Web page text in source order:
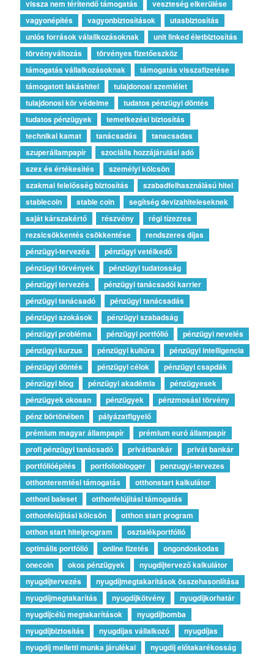
vissza nem térítendő támogatás
veszteség elkerülése
vagyonépítés
vagyonbiztosítások
utasbiztosítás
uniós források válallkozásoknak
unit linked életbiztosítás
törvényváltozás
törvényes fizetőeszköz
támogatás vállalkozásoknak
támogatás visszafizetése
támogatott lakáshitel
tulajdonosi szemlélet
tulajdonosi kör védelme
tudatos pénzügyi döntés
tudatos pénzügyek
temetkezési biztosítás
technikai kamat
tanácsadás
tanacsadas
szuperállampapír
szociális hozzájárulási adó
szex és értékesítés
személyi kölcsön
szakmai felelősség biztosítás
szabadfelhasználású hitel
stablecoin
stable coin
segítség devizahiteleseknek
saját kárszakértő
részvény
régi tízezres
rezsicsökkentés csökkentése
rendszeres díjas
pénzügyi-tervezés
pénzügyi vetélkedő
pénzügyi törvények
pénzügyi tudatosság
pénzügyi tervezés
pénzügyi tanácsadói karrier
pénzügyi tanácsadó
pénzügyi tanácsadás
pénzügyi szokások
pénzügyi szabadság
pénzügyi probléma
pénzügyi portfólió
pénzügyi nevelés
pénzügyi kurzus
pénzügyi kultúra
pénzügyi intelligencia
pénzügyi döntés
pénzügyi célok
pénzügyi csapdák
pénzügyi blog
pénzügyi akadémia
pénzügyesek
pénzügyek okosan
pénzügyek
pénzmosási törvény
pénz börtönében
pályázatfigyelő
prémium magyar állampapír
prémium euró állampapír
profi pénzügyi tanácsadó
privátbankár
privát bankár
portfólióépítés
portfolioblogger
penzugyi-tervezes
otthonteremtési támogatás
otthonstart kalkulátor
otthoni baleset
otthonfelújítási támogatás
otthonfelújítási kölcsön
otthon start program
otthon start hitelprogram
osztalékportfólió
optimális portfólió
online fizetés
ongondoskodas
onecoin
okos pénzügyek
nyugdíjtervező kalkulátor
nyugdíjtervezés
nyugdíjmegtakarítások összehasonlítása
nyugdíjmegtakarítás
nyugdíjkötvény
nyugdíjkorhatár
nyugdíjcélú megtakarítások
nyugdíjbomba
nyugdíjbiztosítás
nyugdíjas vállalkozó
nyugdíjas
nyugdíj melletti munka járulékai
nyugdíj előtakarékosság